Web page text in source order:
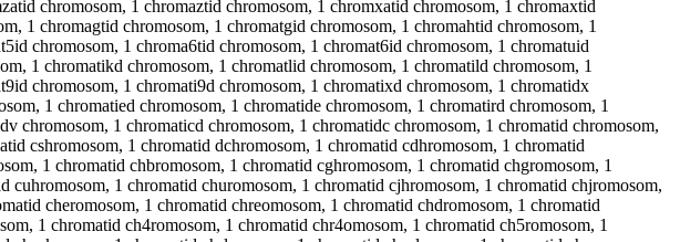
chromosom, 1 chromaztid chromosom, 1 chromxatid chromosom, 1 chromaxtid
1 chromagtid chromosom, 1 chromatgid chromosom, 1 chromahtid chromosom, 1
chromosom, 1 chroma6tid chromosom, 1 chromat6id chromosom, 1 chromatuid
1 chromatikd chromosom, 1 chromatlid chromosom, 1 chromatild chromosom, 1
chromosom, 1 chromati9d chromosom, 1 chromatixd chromosom, 1 chromatidx
1 chromatied chromosom, 1 chromatide chromosom, 1 chromatird chromosom, 1
chromosom, 1 chromaticd chromosom, 1 chromatidc chromosom, 1 chromatid chromosom,
cshromosom, 1 chromatid dchromosom, 1 chromatid cdhromosom, 1 chromatid
1 chromatid chbromosom, 1 chromatid cghromosom, 1 chromatid chgromosom, 1
1 chromatid churomosom, 1 chromatid cjhromosom, 1 chromatid chjromosom,
cheromosom, 1 chromatid chreomosom, 1 chromatid chdromosom, 1 chromatid
1 chromatid ch4romosom, 1 chromatid chr4omosom, 1 chromatid ch5romosom, 1